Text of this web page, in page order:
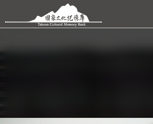
跳到主要內容區塊